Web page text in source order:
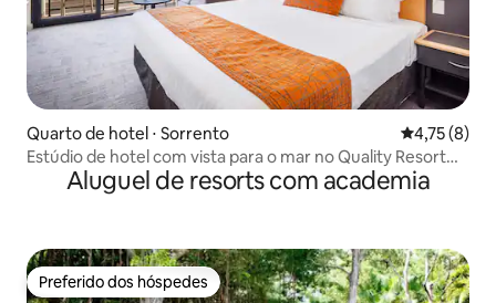
Quarto de hotel ⋅ Sorrento 4,75 de
4,75 (8)
Estúdio de hotel com vista para o mar no Quality Resort
SorrentoAluguel de resorts com academia
Preferido dos hóspedes
Preferido dos hóspedes